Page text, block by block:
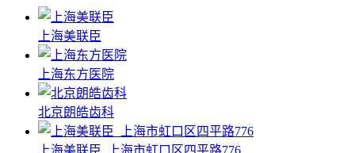
上海美联臣
上海东方医院
北京朗皓齿科
上海美联臣_上海市虹口区四平路776